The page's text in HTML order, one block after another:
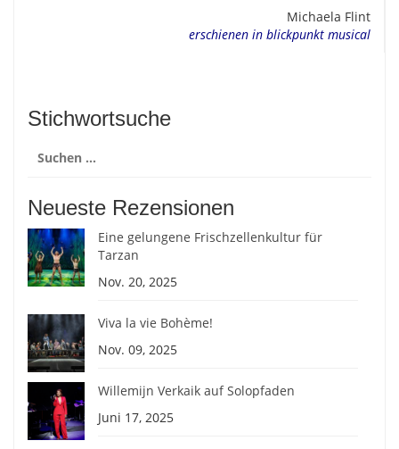
Michaela Flint
erschienen in blickpunkt musical
Stichwortsuche
nach:
Neueste Rezensionen
Eine gelungene Frischzellenkultur für
Tarzan
Nov. 20, 2025
Viva la vie Bohème!
Nov. 09, 2025
Willemijn Verkaik auf Solopfaden
Juni 17, 2025